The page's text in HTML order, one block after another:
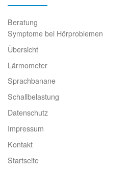
Beratung
Symptome bei Hörproblemen
Übersicht
Lärmometer
Sprachbanane
Schallbelastung
Datenschutz
Impressum
Kontakt
Startseite